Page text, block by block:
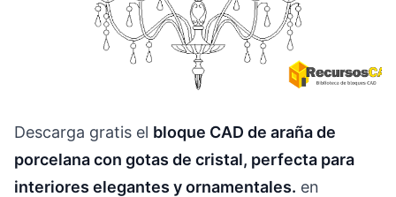
Descarga gratis el bloque CAD de araña de
porcelana con gotas de cristal, perfecta para
interiores elegantes y ornamentales. en